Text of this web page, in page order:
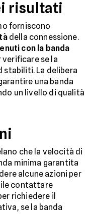
risultati
forniscono
della connessione.
con la banda
verificare se la
stabiliti. La delibera
una banda
un livello di qualità
che la velocità di
minima garantita
alcune azioni per
contattare
richiedere il
se la banda